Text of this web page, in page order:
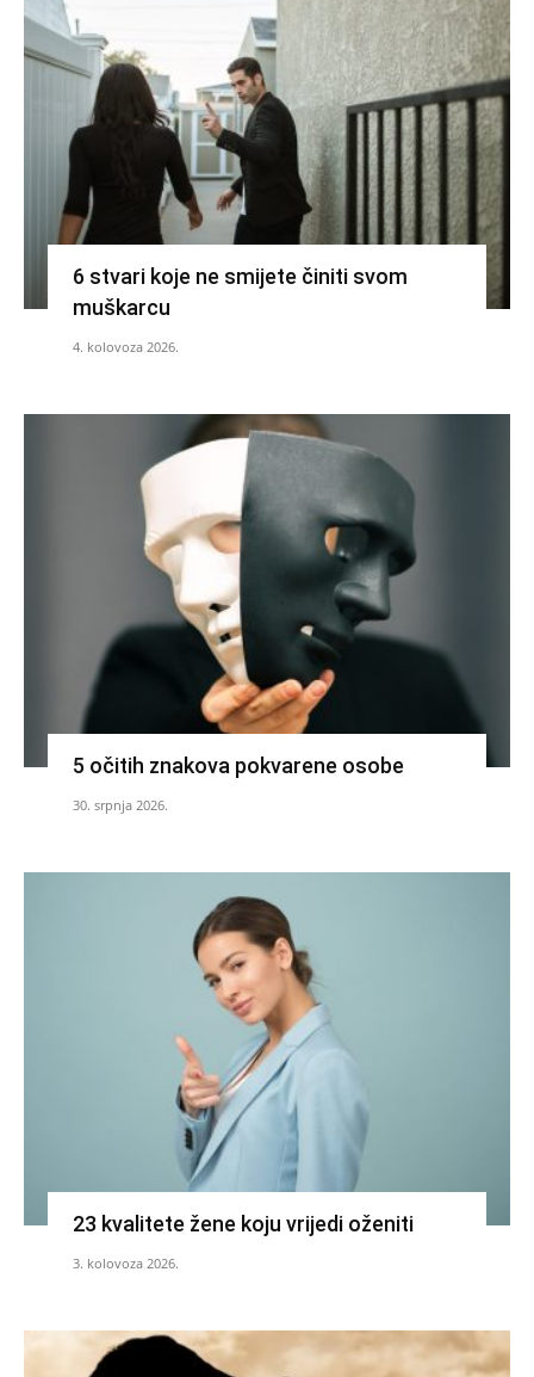
6 stvari koje ne smijete činiti svom
muškarcu
4. kolovoza 2026.
5 očitih znakova pokvarene osobe
30. srpnja 2026.
23 kvalitete žene koju vrijedi oženiti
3. kolovoza 2026.